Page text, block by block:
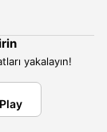
yakalayın!